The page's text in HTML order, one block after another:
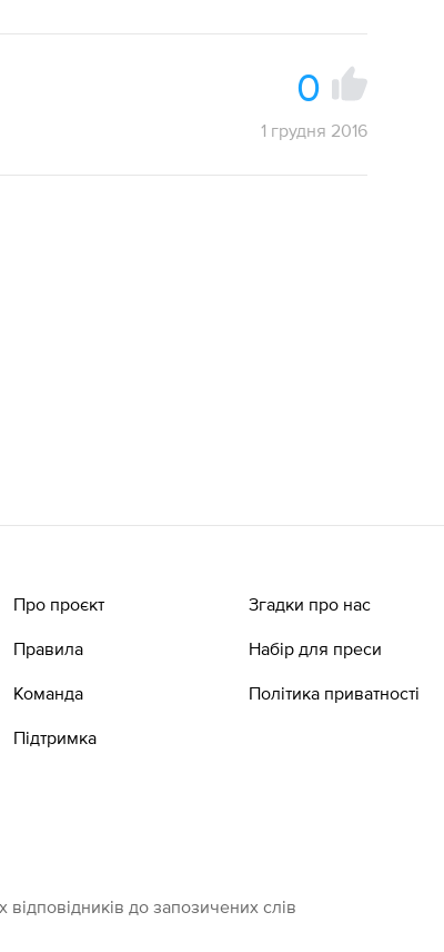
0
1 грудня 2016
Про проєкт
Правила
Команда
Підтримка
Згадки про нас
Набір для преси
Політика приватності
до запозичених слів